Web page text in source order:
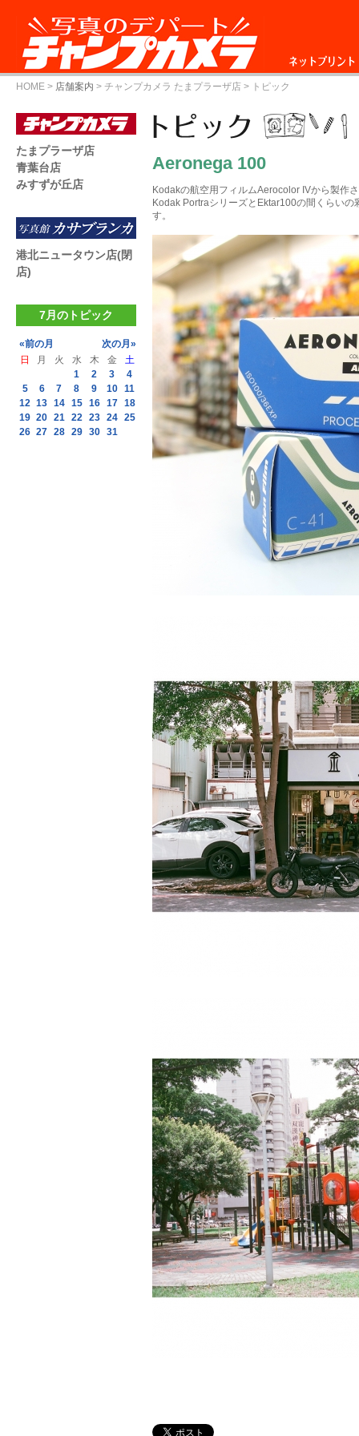
ネットプリント
HOME > 店舗案内 > チャンプカメラ たまプラーザ店 > トピック
Aeronega 100
Kodakの航空用フィルムAerocolor IVから製作
Kodak PortraシリーズとEktar100の間くらい
す。
たまプラーザ店
青葉台店
みすずが丘店
港北ニュータウン店(閉
店)
7月のトピック
«前の月
次の月»
日
月 火 水 木 金
土
1
2 3
4
5
6 7 8 9 10
11
12 13 14 15 16 17 18
19 20 21 22 23 24 25
26 27 28 29 30 31